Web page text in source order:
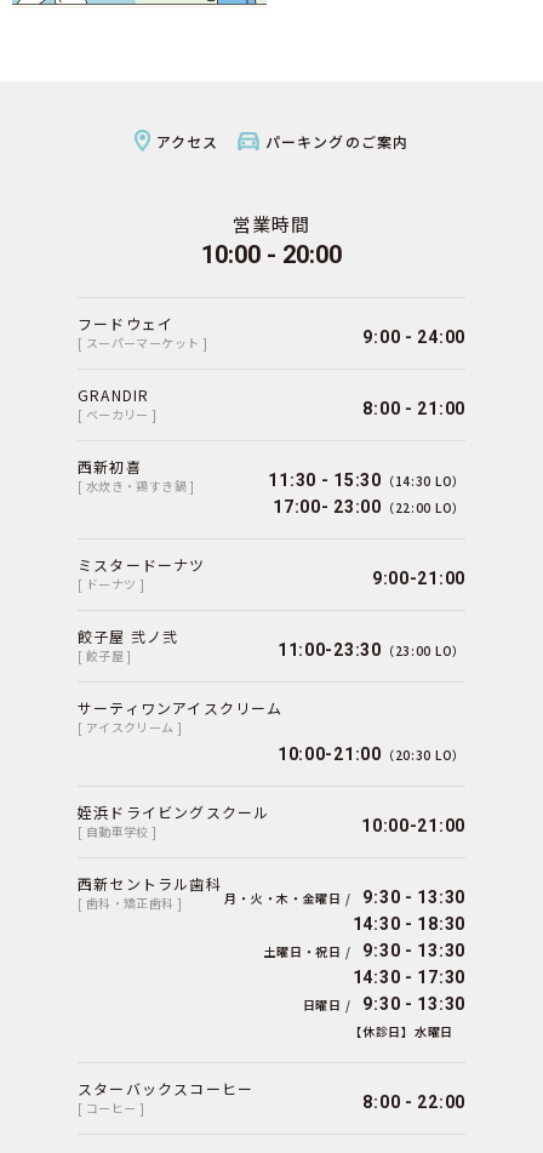
アクセス パーキングのご案内
営業時間
10:00 - 20:00
フードウェイ
[ スーパーマーケット ] 9:00 - 24:00
GRANDIR
[ ベーカリー ] 8:00 - 21:00
西新初喜
[ 水炊き・鶏すき鍋 ] 11:30 - 15:30 （14:30 LO）
17:00- 23:00 （22:00 LO）
ミスタードーナツ
[ ドーナツ ] 9:00-21:00
餃子屋 弐ノ弐
[ 餃子屋 ] 11:00-23:30 （23:00 LO）
サーティワンアイスクリーム
[ アイスクリーム ]
10:00-21:00 （20:30 LO）
姪浜ドライビングスクール
[ 自動車学校 ] 10:00-21:00
西新セントラル歯科
[ 歯科・矯正歯科 ] 月・火・木・金曜日 /
9:30 - 13:30
14:30 - 18:30
土曜日・祝日 /
9:30 - 13:30
14:30 - 17:30
日曜日 / 9:30 - 13:30
【休診日】水曜日
スターバックスコーヒー
[ コーヒー ] 8:00 - 22:00